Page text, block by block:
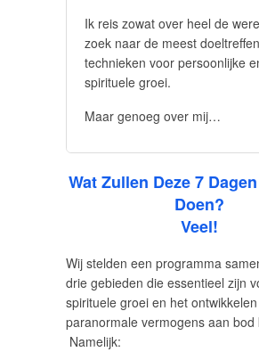
Ik reis zowat over heel de
zoek naar de meest
technieken voor persoonlijke
spirituele groei.
Maar genoeg over mij…
Wat Zullen Deze 7
Doen?
Veel!
Wij stelden een programma
drie gebieden die essentieel zijn
spirituele groei en het
paranormale vermogens aan bod
Namelijk: